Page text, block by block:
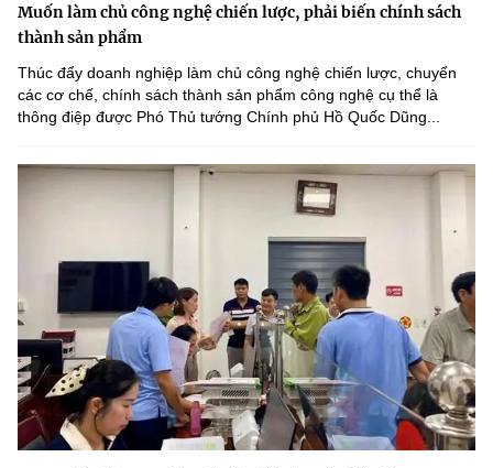
Muốn làm chủ công nghệ chiến lược, phải biến chính sách
thành sản phẩm
Thúc đẩy doanh nghiệp làm chủ công nghệ chiến lược, chuyển
các cơ chế, chính sách thành sản phẩm công nghệ cụ thể là
thông điệp được Phó Thủ tướng Chính phủ Hồ Quốc Dũng...